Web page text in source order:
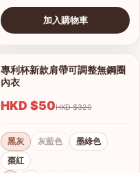
加入購物車
1/9
查看圖片
專利杯新款肩帶可調整無鋼圈
內衣
HKD $50 HKD $320
黑灰 灰藍色
墨綠色
棗紅